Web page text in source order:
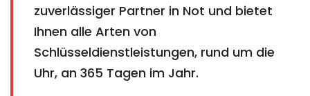
zuverlässiger Partner in Not und bietet
Ihnen alle Arten von
Schlüsseldienstleistungen, rund um die
Uhr, an 365 Tagen im Jahr.